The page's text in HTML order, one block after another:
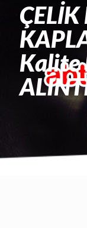
Kalite